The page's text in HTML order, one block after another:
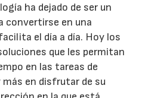
ha dejado de ser un
convertirse en una
el día a día. Hoy los
que les permitan
en las tareas de
en disfrutar de su